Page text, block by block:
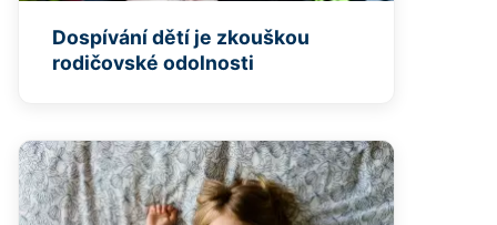
Dospívání dětí je zkouškou
rodičovské odolnosti